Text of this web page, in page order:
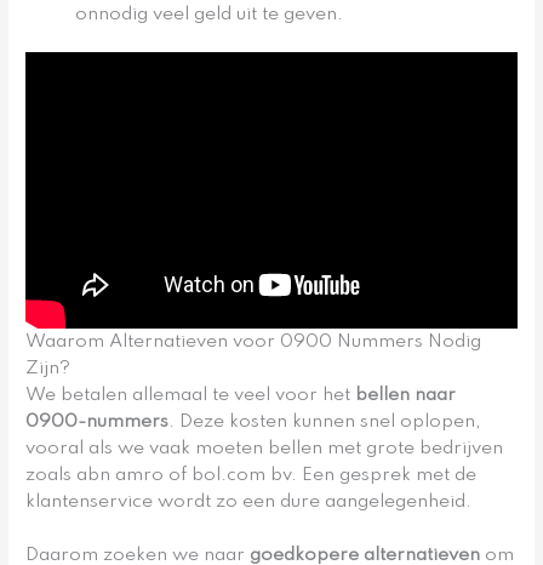
onnodig veel geld uit te geven.
Waarom Alternatieven voor 0900 Nummers Nodig
Zijn?
We betalen allemaal te veel voor het bellen naar
0900-nummers. Deze kosten kunnen snel oplopen,
vooral als we vaak moeten bellen met grote bedrijven
zoals abn amro of bol.com bv. Een gesprek met de
klantenservice wordt zo een dure aangelegenheid.
Daarom zoeken we naar goedkopere alternatieven om